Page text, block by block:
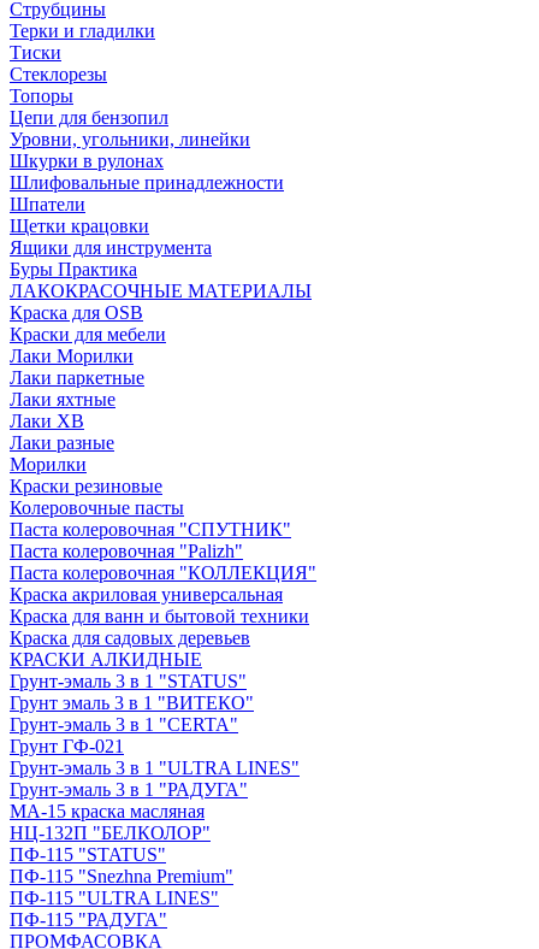
Струбцины
Терки и гладилки
Тиски
Стеклорезы
Топоры
Цепи для бензопил
Уровни, угольники, линейки
Шкурки в рулонах
Шлифовальные принадлежности
Шпатели
Щетки крацовки
Ящики для инструмента
Буры Практика
ЛАКОКРАСОЧНЫЕ МАТЕРИАЛЫ
Краска для OSB
Краски для мебели
Лаки Морилки
Лаки паркетные
Лаки яхтные
Лаки ХВ
Лаки разные
Морилки
Краски резиновые
Колеровочные пасты
Паста колеровочная "СПУТНИК"
Паста колеровочная "Palizh"
Паста колеровочная "КОЛЛЕКЦИЯ"
Краска акриловая универсальная
Краска для ванн и бытовой техники
Краска для садовых деревьев
КРАСКИ АЛКИДНЫЕ
Грунт-эмаль 3 в 1 "STATUS"
Грунт эмаль 3 в 1 "ВИТЕКО"
Грунт-эмаль 3 в 1 "CERTA"
Грунт ГФ-021
Грунт-эмаль 3 в 1 "ULTRA LINES"
Грунт-эмаль 3 в 1 "РАДУГА"
МА-15 краска масляная
НЦ-132П "БЕЛКОЛОР"
ПФ-115 "STATUS"
ПФ-115 "Snezhna Premium"
ПФ-115 "ULTRA LINES"
ПФ-115 "РАДУГА"
ПРОМФАСОВКА